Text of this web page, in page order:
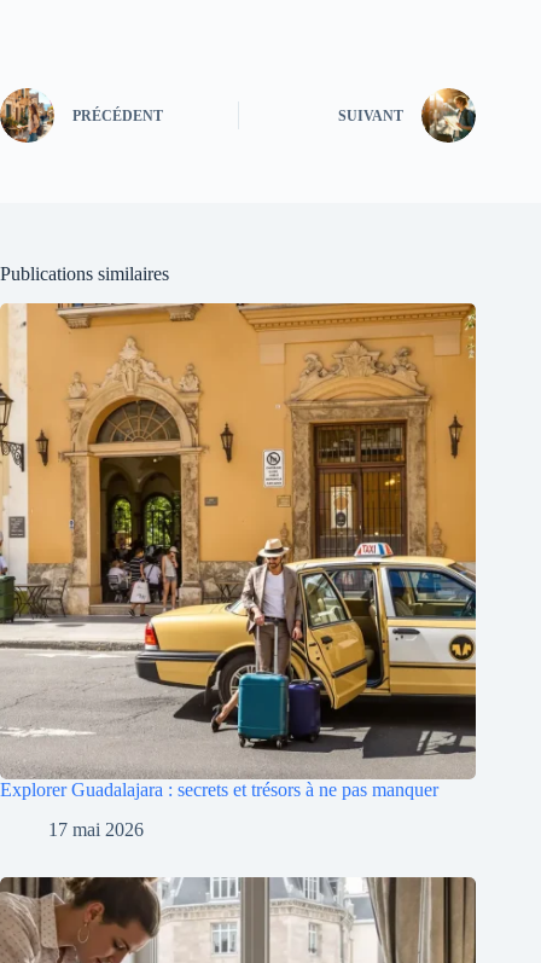
PRÉCÉDENT SUIVANT
Publications similaires
Explorer Guadalajara : secrets et trésors à ne pas manquer
17 mai 2026